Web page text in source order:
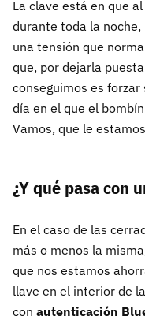
La clave está en que
durante toda la
una tensión que
que, por dejarla
conseguimos es
día en el que el
Vamos, que le
¿Y qué pasa con
En el caso de las
más o menos la
que nos estamos
llave en el interior de
con autenticación